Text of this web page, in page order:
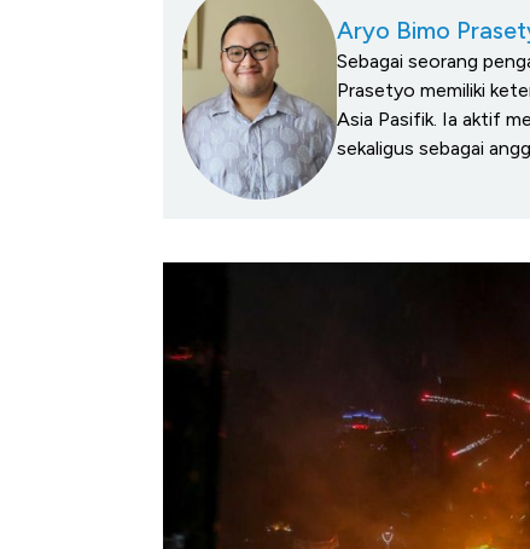
Aryo Bimo
Sebagai seorang
Prasetyo memiliki
Asia Pasifik. Ia aktif
sekaligus sebagai